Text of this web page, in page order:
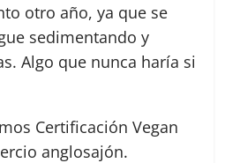
otro año, ya que se
sedimentando y
Algo que nunca haría si
Certificación Vegan
anglosajón.